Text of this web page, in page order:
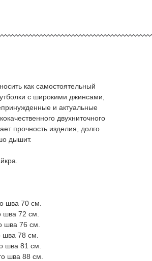
как самостоятельный
с широкими джинсами,
и актуальные
двухниточного
прочность изделия, долго
дышит.
шва 70 см.
шва 72 см.
шва 76 см.
шва 78 см.
шва 81 см.
шва 88 см.